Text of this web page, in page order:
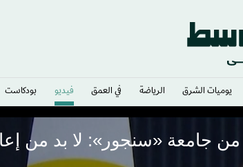
يوميات الشرق​ الرياضة في العمق فيديو بودكاست
جامعة «سنجور»: لا بد من